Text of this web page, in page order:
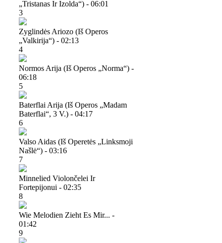
„tristanas Ir Izolda“) - 06:01
3
Zyglindės Ariozo (iš Operos
„valkirija“) - 02:13
4
Normos Arija (iš Operos „norma“) -
06:18
5
Baterflai Arija (iš Operos „madam
Baterflai“, 3 V.) - 04:17
6
Valso Aidas (iš Operetės „linksmoji
Našlė“) - 03:16
7
Minnelied Violončelei Ir
Fortepijonui - 02:35
8
Wie Melodien Zieht Es Mir... -
01:42
9